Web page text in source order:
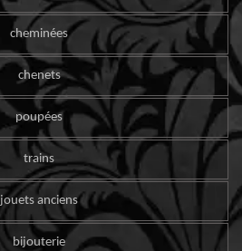
cheminées
chenets
poupées
trains
jouets anciens
bijouterie